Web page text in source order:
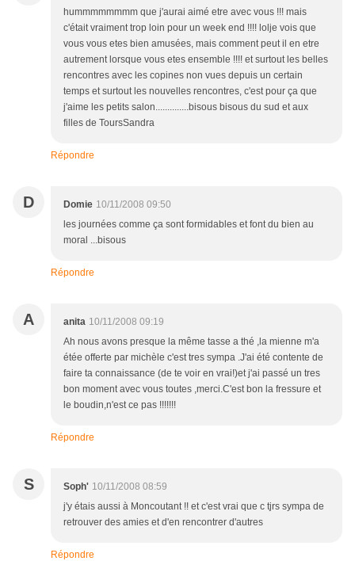
hummmmmmmm que j'aurai aimé etre avec vous !!! mais
c'était vraiment trop loin pour un week end !!!! lolje vois que
vous vous etes bien amusées, mais comment peut il en etre
autrement lorsque vous etes ensemble !!!! et surtout les belles
rencontres avec les copines non vues depuis un certain
temps et surtout les nouvelles rencontres, c'est pour ça que
j'aime les petits salon..............bisous bisous du sud et aux
filles de ToursSandra
Répondre
D Domie 10/11/2008 09:50
les journées comme ça sont formidables et font du bien au
moral ...bisous
Répondre
A anita 10/11/2008 09:19
Ah nous avons presque la même tasse a thé ,la mienne m'a
étée offerte par michèle c'est tres sympa .J'ai été contente de
faire ta connaissance (de te voir en vrai!)et j'ai passé un tres
bon moment avec vous toutes ,merci.C'est bon la fressure et
le boudin,n'est ce pas !!!!!!!
Répondre
S Soph' 10/11/2008 08:59
j'y étais aussi à Moncoutant !! et c'est vrai que c tjrs sympa de
retrouver des amies et d'en rencontrer d'autres
Répondre